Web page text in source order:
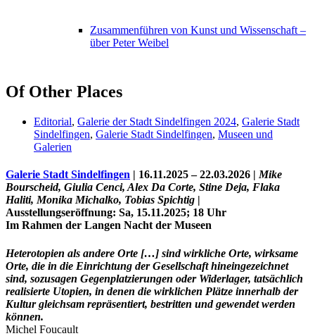
Zusammenführen von Kunst und Wissenschaft –
über Peter Weibel
Uli Rothfuss
Of Other Places
Editorial, Galerie der Stadt Sindelfingen 2024, Galerie Stadt
Sindelfingen, Galerie Stadt Sindelfingen, Museen und
Galerien
Galerie Stadt Sindelfingen | 16.11.2025 – 22.03.2026 | Mike
Bourscheid, Giulia Cenci, Alex Da Corte, Stine Deja, Flaka
Haliti, Monika Michalko, Tobias Spichtig |
Ausstellungseröffnung: Sa, 15.11.2025; 18 Uhr
Im Rahmen der Langen Nacht der Museen
Heterotopien als andere Orte […] sind wirkliche Orte, wirksame
Orte, die in die Einrichtung der Gesellschaft hineingezeichnet
sind, sozusagen Gegenplatzierungen oder Widerlager, tatsächlich
realisierte Utopien, in denen die wirklichen Plätze innerhalb der
Kultur gleichsam repräsentiert, bestritten und gewendet werden
können.
Michel Foucault